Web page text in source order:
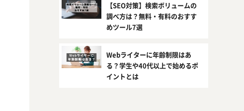
【SEO対策】検索ボリュームの
調べ方は？無料・有料のおすす
めツール7選
Webライターに年齢制限はあ
る？学生や40代以上で始めるポ
イントとは